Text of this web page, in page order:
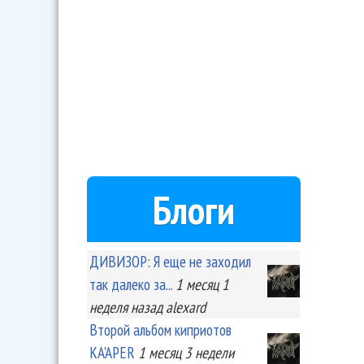
Блоги
ДИВИЗОР: Я еще не заходил
так далеко за... 1 месяц 1
неделяназад alexard
Второй альбом киприотов
KA'APER 1 месяц 3 недели